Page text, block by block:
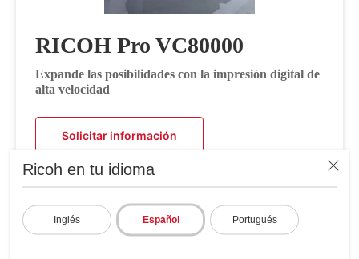
Ricoh en tu idioma
Inglés Español Portugués
RICOH Pro VC80000
Expande las posibilidades con la impresión digital de
alta velocidad
Solicitar información